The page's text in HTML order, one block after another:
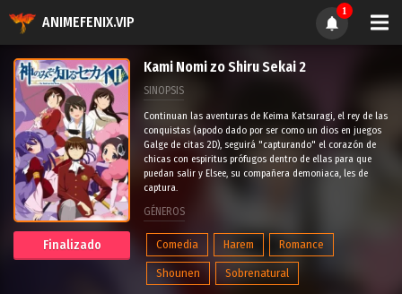
ANIMEFENIX.VIP
1
Finalizado
Kami Nomi zo Shiru Sekai 2
SINOPSIS
Continuan las aventuras de Keima Katsuragi, el rey de las
conquistas (apodo dado por ser como un dios en juegos
Galge de citas 2D), seguirá "capturando" el corazón de
chicas con espiritus prófugos dentro de ellas para que
puedan salir y Elsee, su compañera demoniaca, les de
captura.
GÉNEROS
Comedia Harem Romance
Shounen Sobrenatural